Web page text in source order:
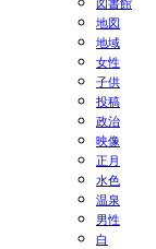
図書館
地図
地域
女性
子供
投稿
政治
映像
正月
水色
温泉
男性
白